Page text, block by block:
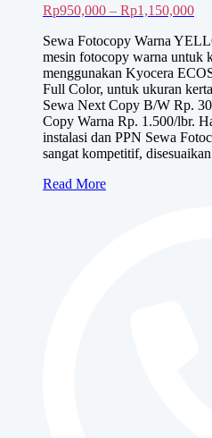
Rp950,000 – Rp1,150,000
Sewa Fotocopy Warna
mesin fotocopy warna untuk
menggunakan Kyocera
Full Color, untuk ukuran
Sewa Next Copy B/W Rp.
Copy Warna Rp. 1.500/lbr.
instalasi dan PPN Sewa
sangat kompetitif,
Sewa
Read More